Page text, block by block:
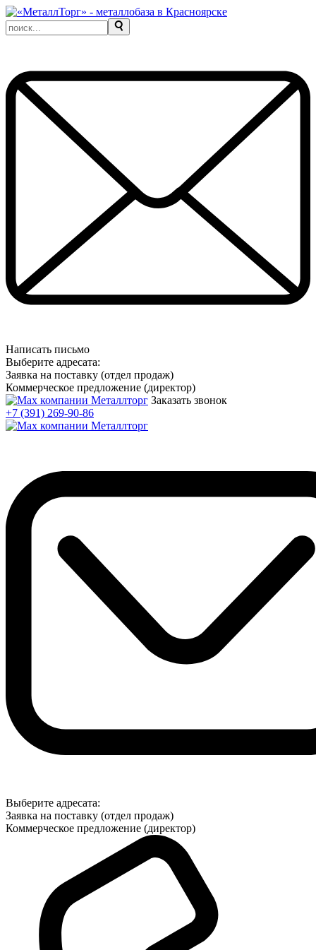
Написать письмо
Выберите адресата:
Заявка на поставку (отдел продаж)
Коммерческое предложение (директор)
Заказать звонок
+7 (391) 269-90-86
Выберите адресата:
Заявка на поставку (отдел продаж)
Коммерческое предложение (директор)